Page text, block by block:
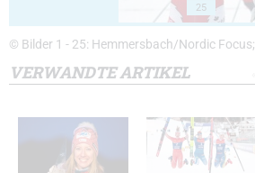
25
© Bilder 1 - 25: Hemmersbach/Nordic Focus;
VERWANDTE ARTIKEL